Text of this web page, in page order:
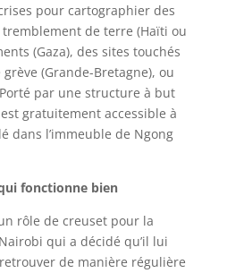
pour cartographier des
de terre (Haïti ou
(Gaza), des sites touchés
(Grande-Bretagne), ou
par une structure à but
gratuitement accessible à
dans l’immeuble de Ngong
fonctionne bien
rôle de creuset pour la
qui a décidé qu’il lui
de manière régulière